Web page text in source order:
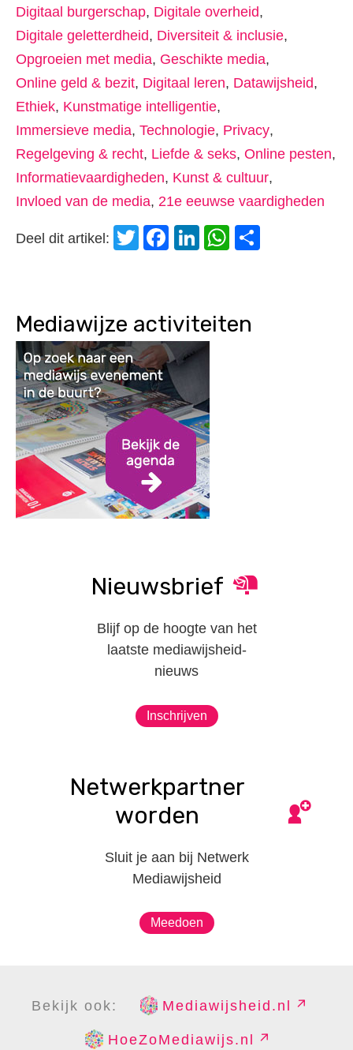
Digitaal burgerschap, Digitale overheid,
Digitale geletterdheid, Diversiteit & inclusie,
Opgroeien met media, Geschikte media,
Online geld & bezit, Digitaal leren, Datawijsheid,
Ethiek, Kunstmatige intelligentie,
Immersieve media, Technologie, Privacy,
Regelgeving & recht, Liefde & seks, Online pesten,
Informatievaardigheden, Kunst & cultuur,
Invloed van de media, 21e eeuwse vaardigheden
Deel dit artikel: Twitter
Facebook
LinkedIn
WhatsApp
Mediawijze activiteiten
Nieuwsbrief
Blijf op de hoogte van het
laatste mediawijsheid-
nieuws
Inschrijven
Netwerkpartner
worden
Sluit je aan bij Netwerk
Mediawijsheid
Meedoen
Bekijk ook: Mediawijsheid.nl
HoeZoMediawijs.nl